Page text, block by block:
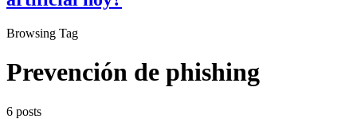
Browsing Tag
Prevención de phishing
6 posts